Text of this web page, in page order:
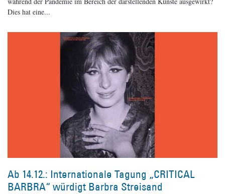
Dies hat eine
Ab 14.12.: Internationale Tagung „CRITICAL
BARBRA“ würdigt Barbra Streisand